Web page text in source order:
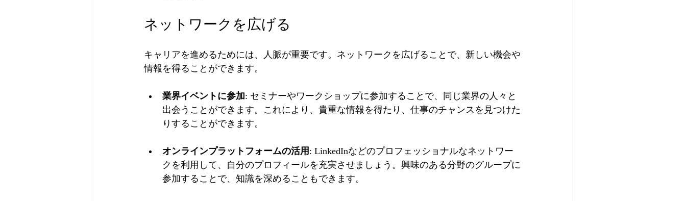
ネットワークを広げる
キャリアを進めるためには、人脈が重要です。ネットワークを広げることで、新しい機会や
情報を得ることができます。
業界イベントに参加: セミナーやワークショップに参加することで、同じ業界の人々と
出会うことができます。これにより、貴重な情報を得たり、仕事のチャンスを見つけた
りすることができます。
オンラインプラットフォームの活用 : LinkedInなどのプロフェッショナルなネットワー
クを利用して、自分のプロフィールを充実させましょう。興味のある分野のグループに
参加することで、知識を深めることもできます。